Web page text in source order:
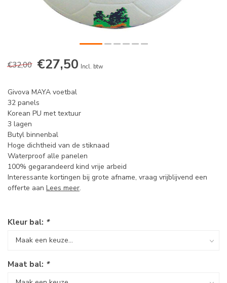
€32,00 €27,50 Incl. btw
Givova MAYA voetbal
32 panels
Korean PU met textuur
3 lagen
Butyl binnenbal
Hoge dichtheid van de stiknaad
Waterproof alle panelen
100% gegarandeerd kind vrije arbeid
Interessante kortingen bij grote afname, vraag vrijblijvend een
offerte aan Lees meer.
Kleur bal: *
Maat bal: *